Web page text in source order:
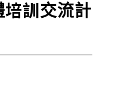
訓交流計